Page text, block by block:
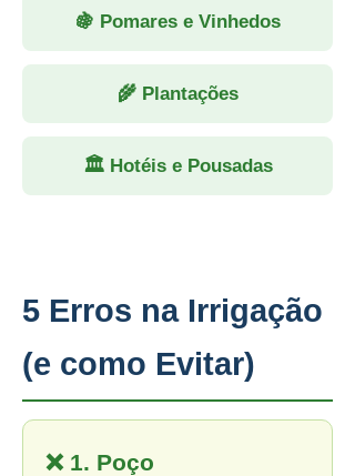
🍇 Pomares e Vinhedos
🌾 Plantações
🏛 Hotéis e Pousadas
5 Erros na Irrigação
(e como Evitar)
❌ 1. Poço